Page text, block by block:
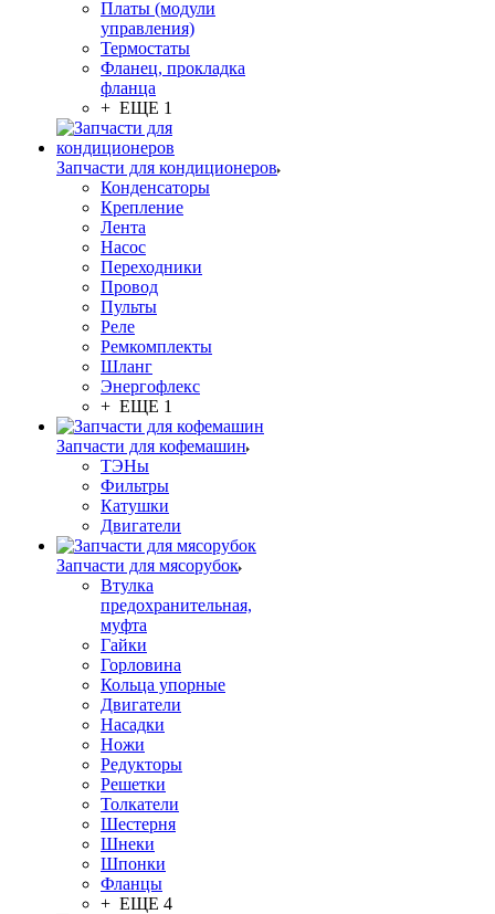
Платы (модули
управления)
Термостаты
Фланец, прокладка
фланца
+ ЕЩЕ 1
Запчасти для кондиционеров
Конденсаторы
Крепление
Лента
Насос
Переходники
Провод
Пульты
Реле
Ремкомплекты
Шланг
Энергофлекс
+ ЕЩЕ 1
Запчасти для кофемашин
ТЭНы
Фильтры
Катушки
Двигатели
Запчасти для мясорубок
Втулка
предохранительная,
муфта
Гайки
Горловина
Кольца упорные
Двигатели
Насадки
Ножи
Редукторы
Решетки
Толкатели
Шестерня
Шнеки
Шпонки
Фланцы
+ ЕЩЕ 4